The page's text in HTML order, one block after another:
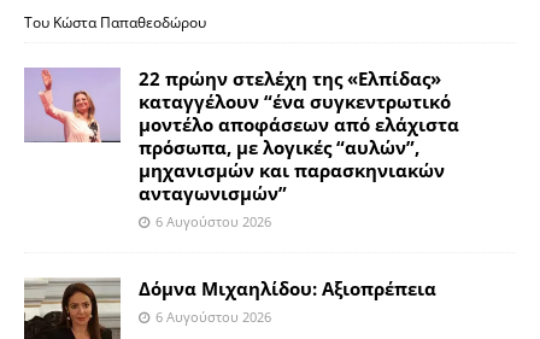
Του Κώστα Παπαθεοδώρου
22 πρώην στελέχη της «Ελπίδας»
καταγγέλουν “ένα συγκεντρωτικό
μοντέλο αποφάσεων από ελάχιστα
πρόσωπα, με λογικές “αυλών”,
μηχανισμών και παρασκηνιακών
ανταγωνισμών”
6 Αυγούστου 2026
Δόμνα Μιχαηλίδου: Αξιοπρέπεια
6 Αυγούστου 2026